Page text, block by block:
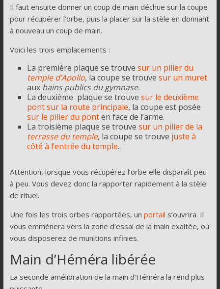
Il faut ensuite donner un coup de main déchue sur la coupe
pour récupérer l’orbe, puis la placer sur la stèle en donnant
à nouveau un coup de main.
Voici les trois emplacements :
La première plaque se trouve sur un pilier du
temple d’Apollo, la coupe se trouve sur un muret
auxbains publics du gymnase.
La deuxième plaque se trouve sur le deuxième
pont sur la route principale, la coupe est posée
sur le pilier du ponten face de l’arme.
La troisième plaque se trouve sur un pilier de la
terrasse du temple, la coupe se trouve juste à
côté à l’entrée du temple.
Attention, lorsque vous récupérez l’orbe elle disparaît peu
à peu. Vous devez donc la rapporter rapidement à la stèle
de rituel.
Une fois les trois orbes rapportées, un portail s’ouvrira. Il
vous emmènera vers la zone d’essai de la main exaltée, où
vous disposerez de munitions infinies.
Main d’Héméra libérée
La seconde amélioration de la main d’Héméra la rend plus